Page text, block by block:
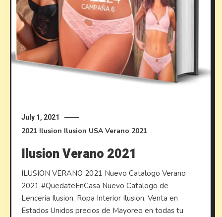
July 1, 2021
2021 Ilusion Ilusion USA Verano 2021
Ilusion Verano 2021
ILUSION VERANO 2021 Nuevo Catalogo Verano
2021 #QuedateEnCasa Nuevo Catalogo de
Lenceria Ilusion, Ropa Interior Ilusion, Venta en
Estados Unidos precios de Mayoreo en todas tu